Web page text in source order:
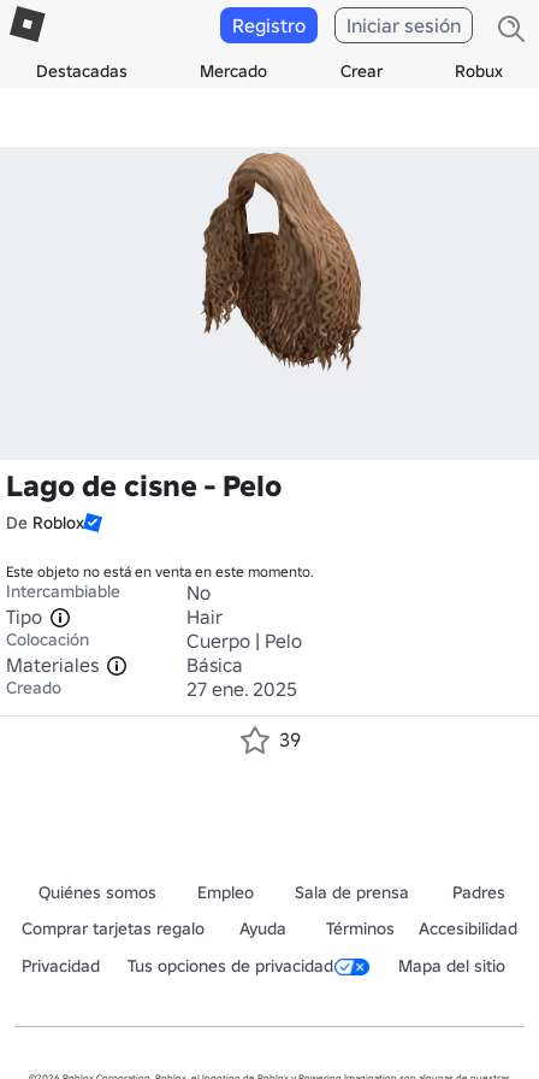
Destacadas Mercado Crear Robux
Registro Iniciar sesión
Lago de cisne - Pelo
De Roblox
Este objeto no está en venta en este momento.
Intercambiable
No
Tipo
Hair
Colocación
Cuerpo | Pelo
Materiales
Básica
Creado 27 ene. 2025
39
Quiénes somos Empleo Sala de prensa
Padres
Comprar tarjetas regalo
Ayuda Términos
Accesibilidad
Privacidad
Tus opciones de privacidad Mapa del sitio